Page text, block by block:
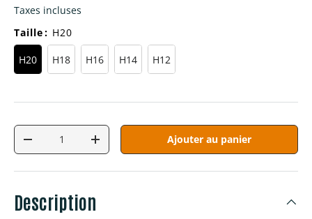
Taxes incluses
Taille: H20
H20 H18 H16 H14 H12
Qté
Diminuer la quantitéAugmenter la quantitéAjouter au panier
Description